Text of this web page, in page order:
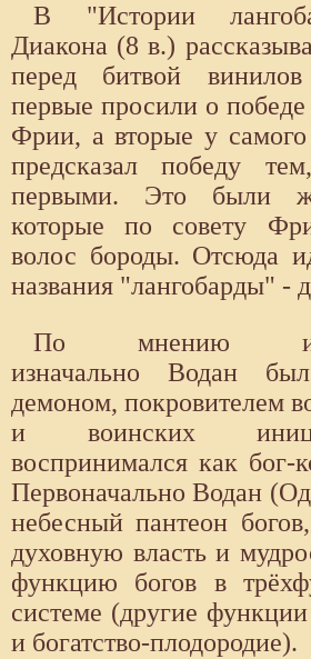
В "Истории
Диакона (8 в.)
перед битвой
первые просили о
Фрии, а вторые у
предсказал победу
первыми. Это были
которые по совету
волос бороды. Отсюда
названия "лангобарды" -
По мнению
изначально Водан
демоном, покровителем
и воинских
воспринимался как бог-
Первоначально Водан
небесный пантеон
духовную власть и
функцию богов в
системе (другие
и богатство-плодородие).